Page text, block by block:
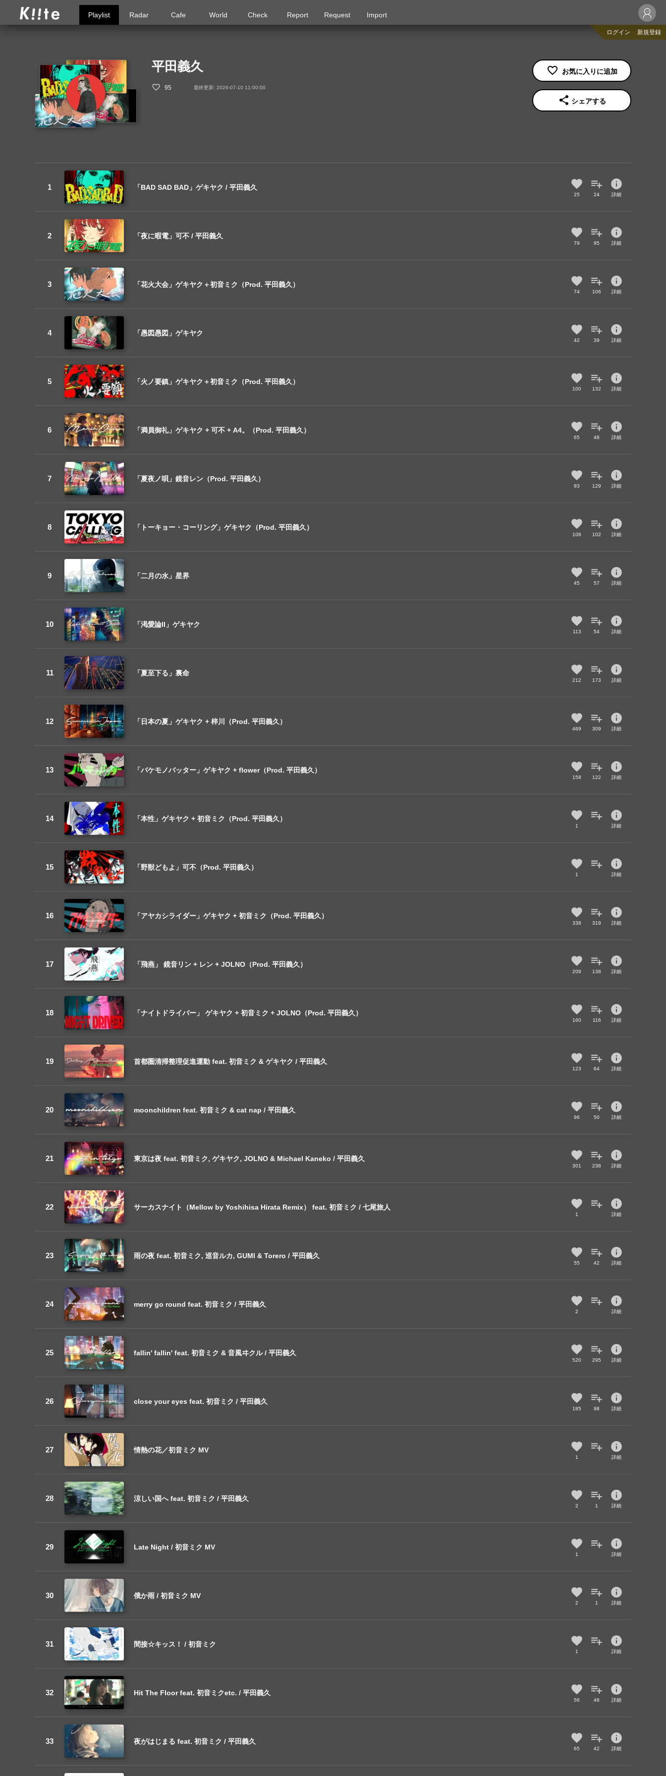
Playlist Radar Cafe World Check Report Request Import
ログイン 新規登録
平田義久
95 最終更新: 2026-07-10 11:00:00
share シェアする
「BAD SAD BAD」ゲキヤク / 平田義久
25 24
info
詳細
「夜に暇電」可不 / 平田義久
79 95
info
詳細
「花火大会」ゲキヤク＋初音ミク（Prod. 平田義久）
74 106
info
詳細
「愚図愚図」ゲキヤク
42 39
info
詳細
「火ノ要鎮」ゲキヤク＋初音ミク（Prod. 平田義久）
100 132
info
詳細
「満員御礼」ゲキヤク + 可不 + A4。（Prod. 平田義久）
65 48
info
詳細
「夏夜ノ唄」鏡音レン（Prod. 平田義久）
93 129
info
詳細
「トーキョー・コーリング」ゲキヤク（Prod. 平田義久）
106 102
info
詳細
「二月の水」星界
45 57
info
詳細
「渇愛論II」ゲキヤク
113 54
info
詳細
「夏至下る」裏命
212 173
info
詳細
「日本の夏」ゲキヤク + 梓川（Prod. 平田義久）
469 309
info
詳細
「バケモノバッター」ゲキヤク + flower（Prod. 平田義久）
158 122
info
詳細
「本性」ゲキヤク + 初音ミク（Prod. 平田義久）
1
info
詳細
「野獣どもよ」可不（Prod. 平田義久）
1
info
詳細
「アヤカシライダー」ゲキヤク + 初音ミク（Prod. 平田義久）
338 319
info
詳細
「飛燕」 鏡音リン + レン + JOLNO（Prod. 平田義久）
209 138
info
詳細
「ナイトドライバー」 ゲキヤク + 初音ミク + JOLNO（Prod. 平田義久）
160 116
info
詳細
首都圏清掃整理促進運動 feat. 初音ミク & ゲキヤク / 平田義久
123 64
info
詳細
moonchildren feat. 初音ミク & cat nap / 平田義久
96 50
info
詳細
東京は夜 feat. 初音ミク, ゲキヤク, JOLNO & Michael Kaneko / 平田義久
301 238
info
詳細
サーカスナイト（Mellow by Yoshihisa Hirata Remix） feat. 初音ミク / 七尾旅人
1
info
詳細
雨の夜 feat. 初音ミク, 巡音ルカ, GUMI & Torero / 平田義久
55 42
info
詳細
merry go round feat. 初音ミク / 平田義久
2
info
詳細
fallin' fallin' feat. 初音ミク & 音風ヰクル / 平田義久
520 295
info
詳細
close your eyes feat. 初音ミク / 平田義久
185 98
info
詳細
情熱の花／初音ミク MV
1
info
詳細
涼しい国へ feat. 初音ミク / 平田義久
2 1
info
詳細
Late Night / 初音ミク MV
1
info
詳細
俄か雨 / 初音ミク MV
2 1
info
詳細
間接☆キッス！ / 初音ミク
1
info
詳細
Hit The Floor feat. 初音ミクetc. / 平田義久
56 48
info
詳細
夜がはじまる feat. 初音ミク / 平田義久
65 42
info
詳細